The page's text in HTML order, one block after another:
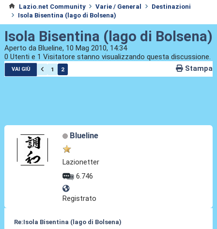
Lazio.net Community Varie / General
Destinazioni
Isola Bisentina (lago di Bolsena)
Isola Bisentina (lago di Bolsena)
Aperto da Blueline, 10 Mag 2010, 14:34
0 Utenti e 1 Visitatore stanno visualizzando questa discussione.
VAI GIÙ 1 2 Stampa
Blueline
Lazionetter
6.746
Registrato
Re:Isola Bisentina (lago di Bolsena)